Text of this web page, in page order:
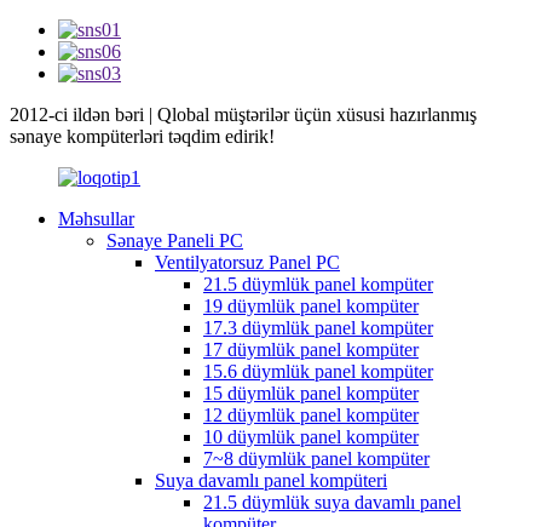
2012-ci ildən bəri | Qlobal müştərilər üçün xüsusi hazırlanmış
sənaye kompüterləri təqdim edirik!
Məhsullar
Sənaye Paneli PC
Ventilyatorsuz Panel PC
21.5 düymlük panel kompüter
19 düymlük panel kompüter
17.3 düymlük panel kompüter
17 düymlük panel kompüter
15.6 düymlük panel kompüter
15 düymlük panel kompüter
12 düymlük panel kompüter
10 düymlük panel kompüter
7~8 düymlük panel kompüter
Suya davamlı panel kompüteri
21.5 düymlük suya davamlı panel